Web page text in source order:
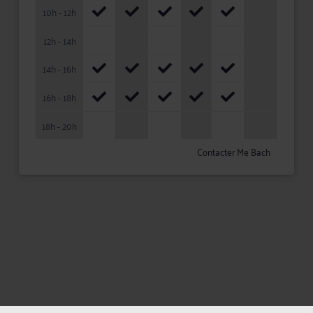
10h - 12h
12h - 14h
14h - 16h
16h - 18h
18h - 20h
Contacter Me Bach